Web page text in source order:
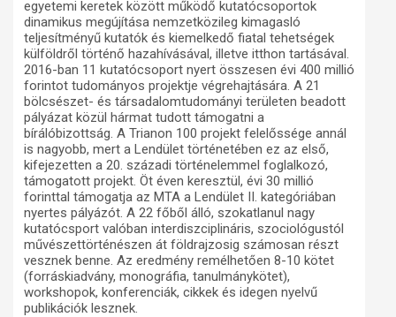
Utókor és emlékezet
Adatbázis
Emlékművek (feltöltés alatt)
Menekültek
Visszhang
Publikációk
Kapcsolat
Trianon-kommentár
Dokumentumok
A trianoni szerződés
Műhelymunkák
egyetemi keretek között működő kutatócsoportok
dinamikus megújítása nemzetközileg kimagasló
teljesítményű kutatók és kiemelkedő fiatal tehetségek
külföldről történő hazahívásával, illetve itthon tartásával.
2016-ban 11 kutatócsoport nyert összesen évi 400 millió
forintot tudományos projektje végrehajtására. A 21
bölcsészet- és társadalomtudományi területen beadott
pályázat közül hármat tudott támogatni a
bírálóbizottság. A Trianon 100 projekt felelőssége annál
is nagyobb, mert a Lendület történetében ez az első,
kifejezetten a 20. századi történelemmel foglalkozó,
támogatott projekt. Öt éven keresztül, évi 30 millió
forinttal támogatja az MTA a Lendület II. kategóriában
nyertes pályázót. A 22 főből álló, szokatlanul nagy
kutatócsport valóban interdiszciplináris, szociológustól
művészettörténészen át földrajzosig számosan részt
vesznek benne. Az eredmény remélhetően 8-10 kötet
(forráskiadvány, monográfia, tanulmánykötet),
workshopok, konferenciák, cikkek és idegen nyelvű
publikációk lesznek.